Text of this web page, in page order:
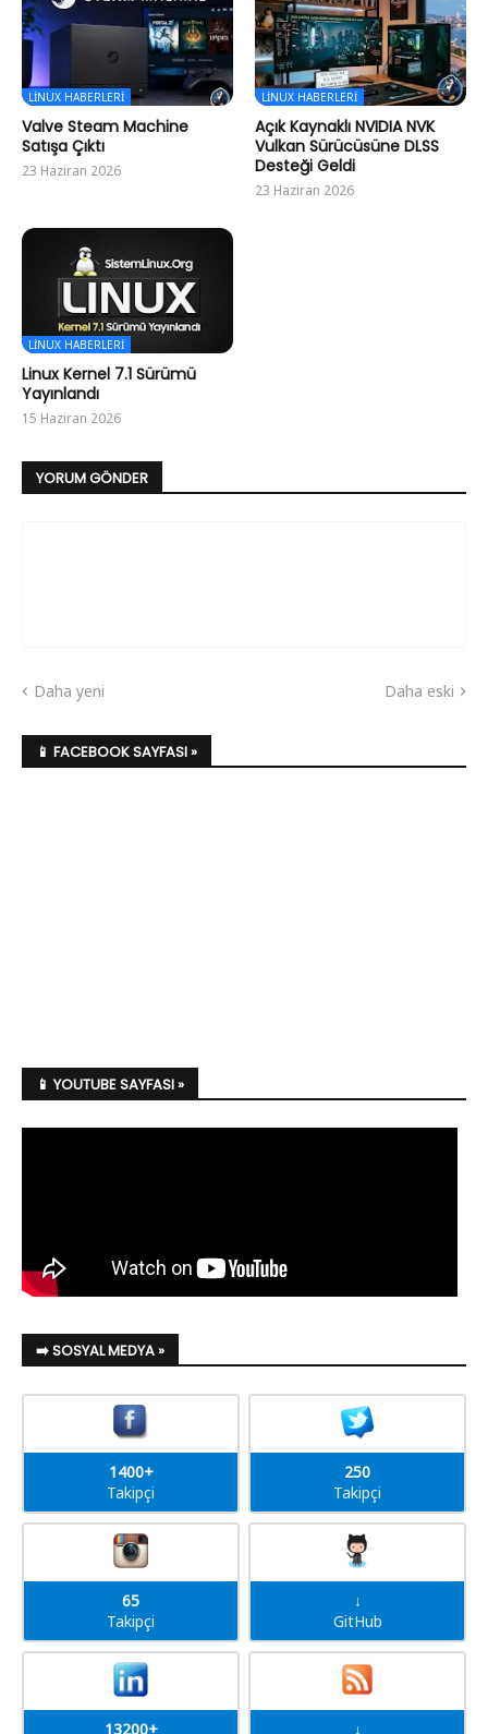
LINUX HABERLERI
Valve Steam Machine
Satışa Çıktı
23 Haziran 2026
LINUX HABERLERI
Açık Kaynaklı NVIDIA NVK
Vulkan Sürücüsüne DLSS
Desteği Geldi
23 Haziran 2026
LINUX HABERLERI
Linux Kernel 7.1 Sürümü
Yayınlandı
15 Haziran 2026
YORUM GÖNDER
Daha yeni Daha eski
📱 FACEBOOK SAYFASI »
📱 YOUTUBE SAYFASI »
➡️ SOSYAL MEDYA »
1400+
Takipçi
250
Takipçi
65
Takipçi
↓
GitHub
13200+ ↓